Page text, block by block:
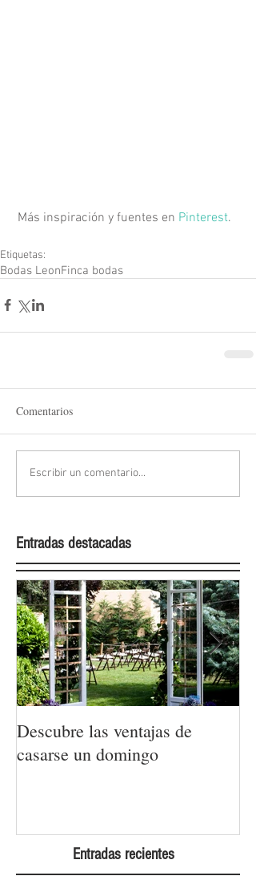
Más inspiración y fuentes en Pinterest.
Etiquetas:
Bodas LeonFinca bodas
Comentarios
Escribir un comentario...
Entradas destacadas
Descubre las ventajas de
casarse un domingo
Entradas recientes